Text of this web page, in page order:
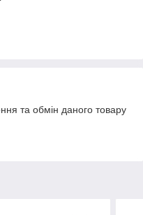
та обмін даного товару